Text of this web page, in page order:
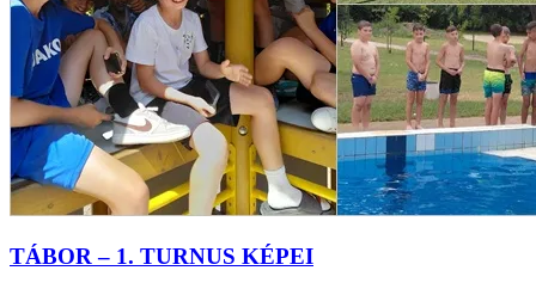
TÁBOR – 1. TURNUS KÉPEI